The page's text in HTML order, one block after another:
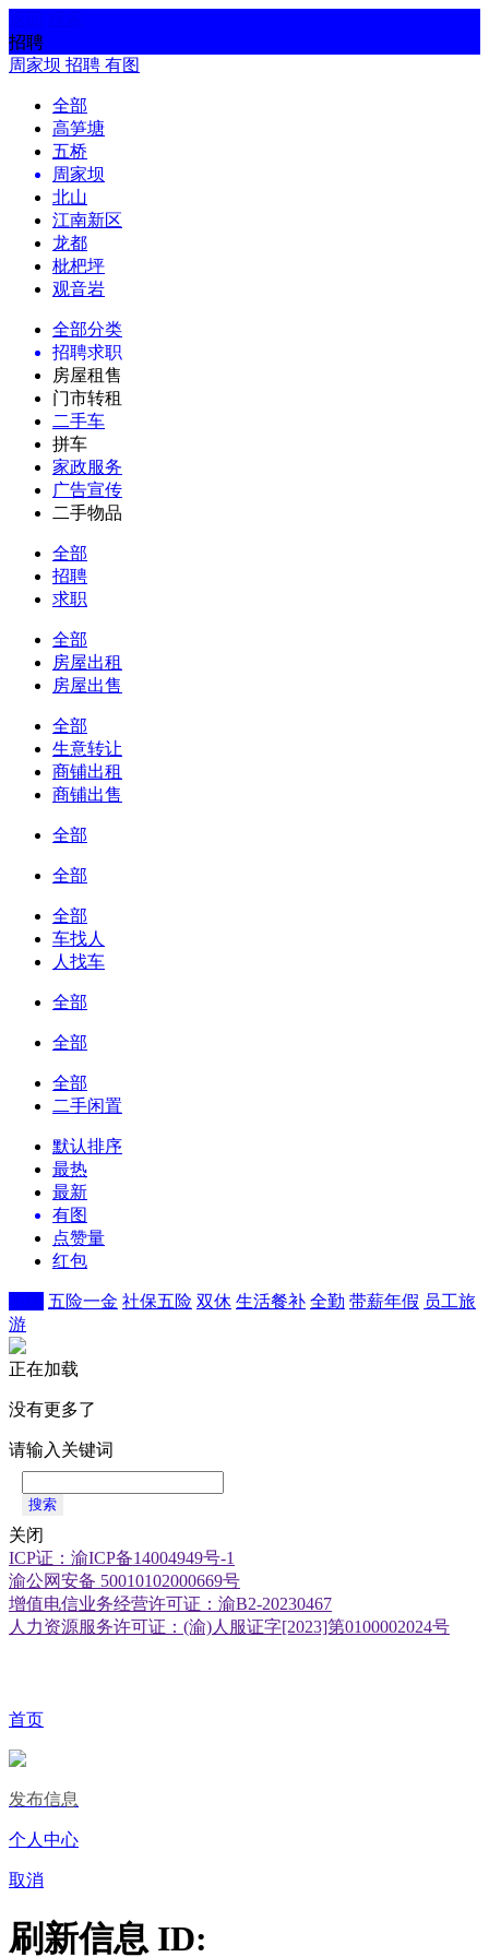
招聘
周家坝 招聘 有图
全部
高笋塘
五桥
周家坝
北山
江南新区
龙都
枇杷坪
观音岩
全部分类
招聘求职
房屋租售
门市转租
二手车
拼车
家政服务
广告宣传
二手物品
全部
招聘
求职
全部
房屋出租
房屋出售
全部
生意转让
商铺出租
商铺出售
全部
全部
全部
车找人
人找车
全部
全部
全部
二手闲置
默认排序
最热
最新
有图
点赞量
红包
五险一金 社保五险 双休 生活餐补 全勤 带薪年假 员工旅
游
正在加载
没有更多了
请输入关键词
搜索
关闭
ICP证：渝ICP备14004949号-1
渝公网安备 50010102000669号
增值电信业务经营许可证：渝B2-20230467
人力资源服务许可证：(渝)人服证字[2023]第0100002024号
首页
发布信息
个人中心
取消
刷新信息 ID: